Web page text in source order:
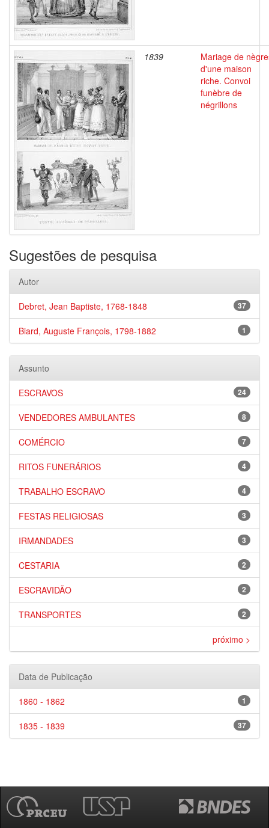
1839
Mariage de
d'une maison
riche. Convoi
funèbre de
négrillons
Sugestões de pesquisa
Autor
37
Debret, Jean Baptiste, 1768-1848
1
Biard, Auguste François, 1798-1882
Assunto
24
ESCRAVOS
8
VENDEDORES AMBULANTES
7
COMÉRCIO
4
RITOS FUNERÁRIOS
4
TRABALHO ESCRAVO
3
FESTAS RELIGIOSAS
3
IRMANDADES
2
CESTARIA
2
ESCRAVIDÃO
2
TRANSPORTES
próximo >
Data de Publicação
1
1860 - 1862
37
1835 - 1839